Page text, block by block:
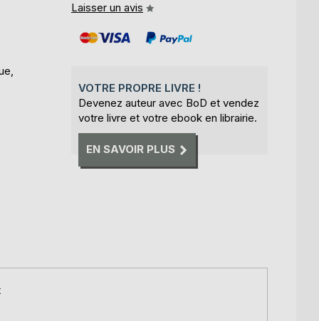
Laisser un avis
VOTRE PROPRE LIVRE !
Devenez auteur avec BoD et vendez
votre livre et votre ebook en librairie.
EN SAVOIR PLUS